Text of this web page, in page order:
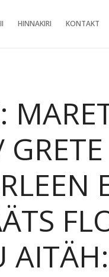
HINNAKIRI KONTAKT